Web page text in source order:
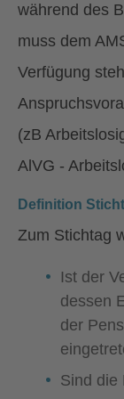
während des
muss dem
Verfügung
(zB
AlVG -
Definition
Zum Stichtag
Ist der
dessen
der
Sind die